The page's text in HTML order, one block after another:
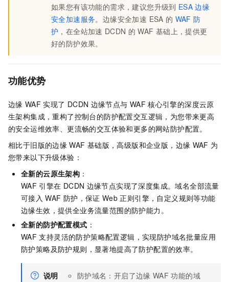
如果您有该功能的需求，建议您升级到 ESA 边缘
安全加速服务。 边缘安全加速 ESA 的 WAF 防
护 ，在全站加速 DCDN 的 WAF 基础上，提供更
好的防护效果。
功能优势
边缘 WAF 实现了 DCDN 边缘节点与 WAF 核心引擎的深度云原
生架构集成，重构了控制台的防护配置交互逻辑，为您带来更高
的安全运维效率、更流畅的交互体验和更多的网站防护配置。
相比于旧版的边缘 WAF 基础版，高级版和企业版，边缘 WAF 为
您带来以下升级体验：
全新的云原生架构 ：
WAF 引擎在 DCDN 边缘节点实现了深度集成。域名全部流量
可接入 WAF 防护，保证 Web 正则引擎，自定义规则等功能
边缘生效，提供全业务流量范围的防护能力。
全新的防护配置模式 ：
WAF 支持灵活的防护策略配置逻辑，实现防护域名批量应用
防护策略及防护规则，显著地提高了防护配置的效率。
说明 防护域名：开启了边缘 WAF 功能的域